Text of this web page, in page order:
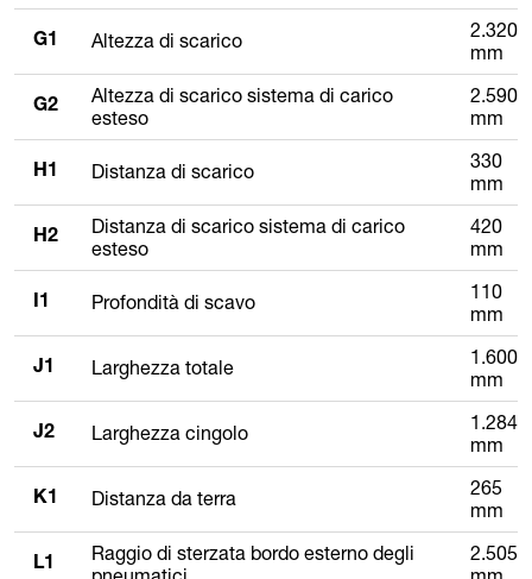
G1 Altezza di scarico
2.320
mm
G2
Altezza di scarico sistema di carico
esteso
2.590
mm
H1 Distanza di scarico
330
mm
H2
Distanza di scarico sistema di carico
esteso
420
mm
I1 Profondità di scavo
110
mm
J1 Larghezza totale
1.600
mm
J2 Larghezza cingolo
1.284
mm
K1 Distanza da terra
265
mm
L1
Raggio di sterzata bordo esterno degli
2.505